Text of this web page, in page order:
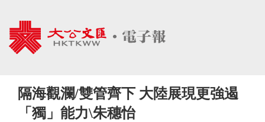
隔海觀瀾/雙管齊下 大陸展現更強遏
「獨」能力\朱穗怡